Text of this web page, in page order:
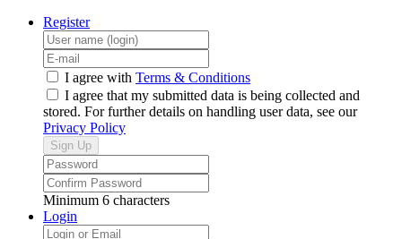
Register
I agree with Terms & Conditions
I agree that my submitted data is being collected and
stored. For further details on handling user data, see our
Privacy Policy
Minimum 6 characters
Login